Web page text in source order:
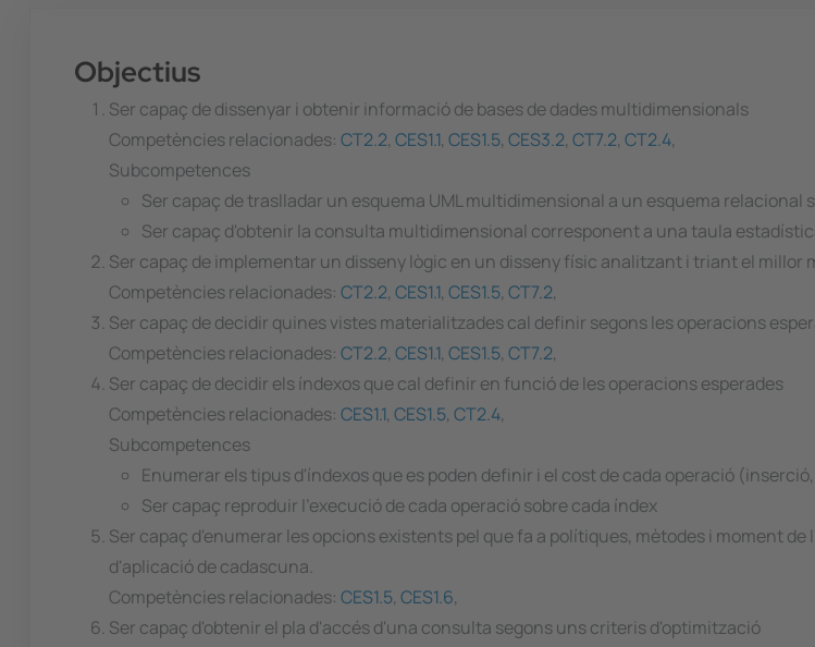
Objectius
Ser capaç de dissenyar i obtenir informació de bases de dades multidimensionals
Competències relacionades: CT2.2, CES1.1, CES1.5, CES3.2, CT7.2, CT2.4,
Subcompetences
Ser capaç de traslladar un esquema UML multidimensional a un esquema relacional
Ser capaç d'obtenir la consulta multidimensional corresponent a una taula
Ser capaç de implementar un disseny lògic en un disseny físic analitzant i triant el
Competències relacionades: CT2.2, CES1.1, CES1.5, CT7.2,
Ser capaç de decidir quines vistes materialitzades cal definir segons les operacions
Competències relacionades: CT2.2, CES1.1, CES1.5, CT7.2,
Ser capaç de decidir els índexos que cal definir en funció de les operacions esperades
Competències relacionades: CES1.1, CES1.5, CT2.4,
Subcompetences
Enumerar els tipus d'índexos que es poden definir i el cost de cada operació
Ser capaç reproduir l'execució de cada operació sobre cada índex
Ser capaç d'enumerar les opcions existents pel que fa a polítiques, mètodes i moment
d'aplicació de cadascuna.
Competències relacionades: CES1.5, CES1.6,
Ser capaç d'obtenir el pla d'accés d'una consulta segons uns criteris d'optimització